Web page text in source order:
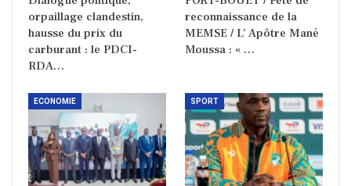
orpaillage clandestin,
hausse du prix du
carburant : le PDCI-
RDA…
reconnaissance de la
MEMSE / L’ Apôtre Mané
Moussa : « …
ECONOMIE SPORT